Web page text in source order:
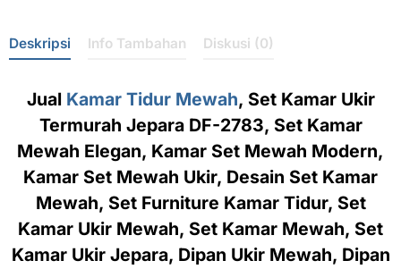
Deskripsi Info Tambahan Diskusi (0)
Jual Kamar Tidur Mewah, Set Kamar Ukir
Termurah Jepara DF-2783, Set Kamar
Mewah Elegan, Kamar Set Mewah Modern,
Kamar Set Mewah Ukir, Desain Set Kamar
Mewah, Set Furniture Kamar Tidur, Set
Kamar Ukir Mewah, Set Kamar Mewah, Set
Kamar Ukir Jepara, Dipan Ukir Mewah, Dipan